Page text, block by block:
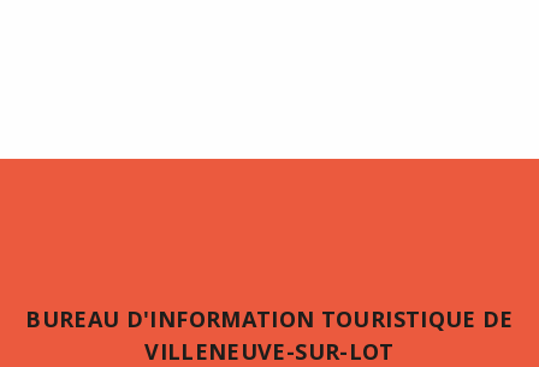
BUREAU D'INFORMATION TOURISTIQUE DE
VILLENEUVE-SUR-LOT